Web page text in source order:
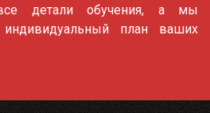
детали обучения, а мы
индивидуальный план ваших